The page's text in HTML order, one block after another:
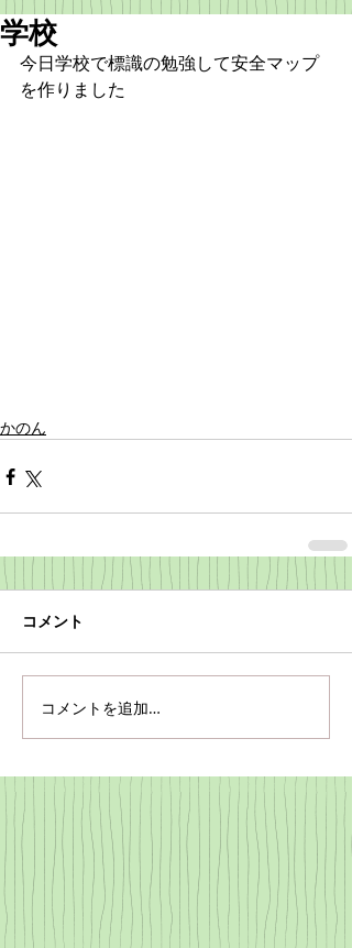
学校
今日学校で標識の勉強して安全マップ
を作りました
かのん
コメント
コメントを追加…